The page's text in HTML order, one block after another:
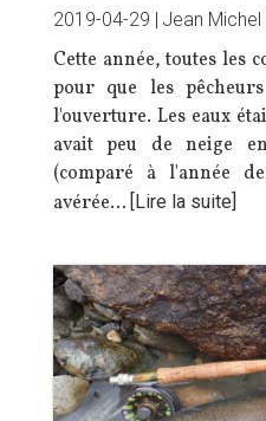
2019-04-29 | Jean Michel
Cette année, toutes les
pour que les
l'ouverture. Les eaux
avait peu de neige
(comparé à l'année
avérée… [Lire la suite]